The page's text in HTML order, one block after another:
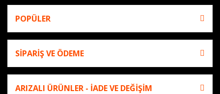
POPÜLER
SİPARİŞ VE ÖDEME
ARIZALI ÜRÜNLER - İADE VE DEĞİŞİM